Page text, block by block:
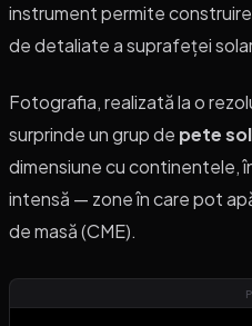
instrument permite
de detaliate a suprafeței
Fotografia, realizată la o
surprinde un grup de pete
dimensiune cu continentele,
intensă — zone în care pot
de masă (CME).